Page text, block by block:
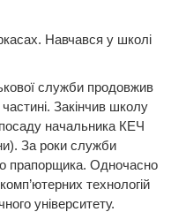
Навчався у школі
служби продовжив
Закінчив школу
начальника КЕЧ
За роки служби
прапорщика. Одночасно
технологій
університету.